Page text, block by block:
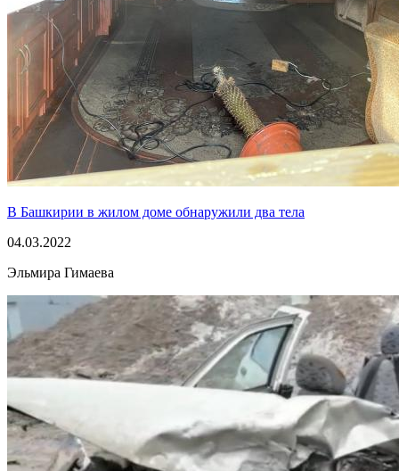
В Башкирии в жилом доме обнаружили два тела
04.03.2022
Эльмира Гимаева